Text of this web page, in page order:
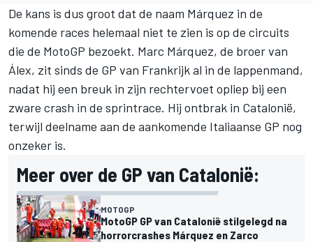
De kans is dus groot dat de naam Márquez in de
komende races helemaal niet te zien is op de circuits
die de MotoGP bezoekt. Marc Márquez, de broer van
Álex, zit sinds de GP van Frankrijk al in de lappenmand,
nadat hij een breuk in zijn rechtervoet opliep bij een
zware crash in de sprintrace. Hij ontbrak in Catalonië,
terwijl deelname aan de aankomende Italiaanse GP nog
onzeker is.
Meer over de GP van Catalonië:
MOTOGP
MotoGP GP van Catalonië stilgelegd na
horrorcrashes Márquez en Zarco